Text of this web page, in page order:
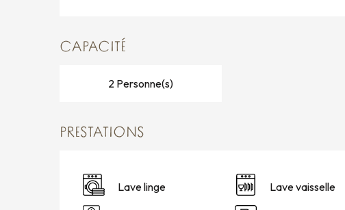
CAPACITÉ
2 Personne(s)
PRESTATIONS
Lave linge Lave vaisselle